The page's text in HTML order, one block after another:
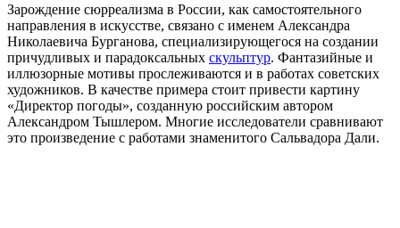
Зарождение сюрреализма в России, как самостоятельного
направления в искусстве, связано с именем Александра
Николаевича Бурганова, специализирующегося на создании
причудливых и парадоксальных скульптур. Фантазийные и
иллюзорные мотивы прослеживаются и в работах советских
художников. В качестве примера стоит привести картину
«Директор погоды», созданную российским автором
Александром Тышлером. Многие исследователи сравнивают
это произведение с работами знаменитого Сальвадора Дали.